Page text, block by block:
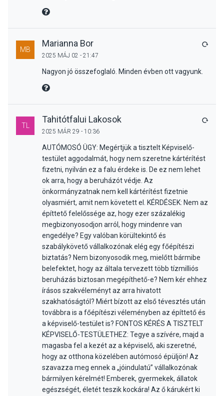
MIRE MONDTA
MB
Marianna Bor
2025 MÁJ 02 - 21:47
Nagyon jó összefoglaló. Minden évben ott vagyunk.
MIRE MONDTA
TL
Tahitótfalui Lakosok
2025 MÁR 29 - 10:36
AUTÓMOSÓ ÜGY: Megértjük a tisztelt Képviselő-
testület aggodalmát, hogy nem szeretne kártérítést
fizetni, nyilván ez a falu érdeke is. De ez nem lehet
ok arra, hogy a beruházót védje. Az
önkormányzatnak nem kell kártérítést fizetnie
olyasmiért, amit nem követett el. KÉRDÉSEK: Nem az
építtető felelőssége az, hogy ezer százalékig
megbizonyosodjon arról, hogy mindenre van
engedélye? Egy valóban körültekintő és
szabálykövető vállalkozónak elég egy főépítészi
biztatás? Nem bizonyosodik meg, mielőtt bármibe
belefektet, hogy az általa tervezett több tízmilliós
beruházás biztosan megépíthető-e? Nem kér ehhez
írásos szakvéleményt az arra hivatott
szakhatóságtól? Miért bízott az első tévesztés után
továbbra is a főépítészi véleményben az építtető és
a képviselő-testület is? FONTOS KÉRÉS A TISZTELT
KÉPVISELŐ-TESTÜLETHEZ: Tegye a szívére, majd a
magasba fel a kezét az a képviselő, aki szeretné,
hogy az otthona közelében autómosó épüljön! Az
szavazza meg ennek a „jóindulatú” vállalkozónak
bármilyen kérelmét! Emberek, gyermekek, állatok
egészségét, életét teszik kockára! Az ő kárukért ki